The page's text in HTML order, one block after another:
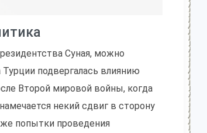
Суная, можно
подвергалась влиянию
Второй мировой войны, когда
некий сдвиг в сторону
попытки проведения